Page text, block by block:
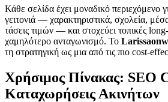
Κάθε σελίδα έχει μοναδικό περιεχόμενο
γειτονιά — χαρακτηριστικά, σχολεία,
τάσεις τιμών — και στοχεύει τοπικές
χαμηλότερο ανταγωνισμό. Το
τη στρατηγική ως μια από τις πιο cost-
Χρήσιμος Πίνακας: SEO
Καταχωρήσεις Ακινήτων